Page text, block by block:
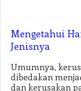
Mengetahui
Jenisnya
Umumnya,
dibedakan
dan kerusakan